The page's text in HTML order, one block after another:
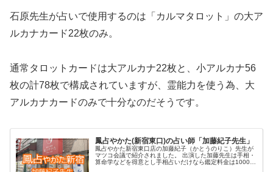
石原先生が占いで使用するのは「カルマタロット」の大ア
ルカナカード22枚のみ。
通常タロットカードは大アルカナ22枚と、小アルカナ56
枚の計78枚で構成されていますが、霊能力を使う為、大
アルカナカードのみで十分なのだそうです。
鳳占やかた(新宿東口)の占い師「加藤紀子先生」
鳳占やかた新宿東口店の加藤紀子（かとうのりこ）先生が
マツコ会議で紹介されました。 出演した加藤先生は手相・
算命学などを得意とし手相占いだけなら鑑定料金は1000円